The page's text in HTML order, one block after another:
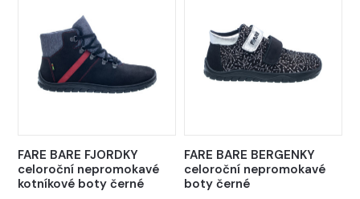
FARE BARE FJORDKY
celoroční nepromokavé
kotníkové boty černé
FARE BARE BERGENKY
celoroční nepromokavé
boty černé